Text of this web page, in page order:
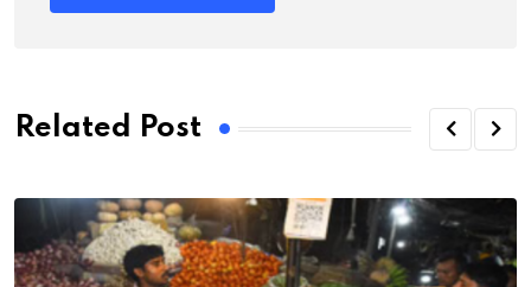
Related Post